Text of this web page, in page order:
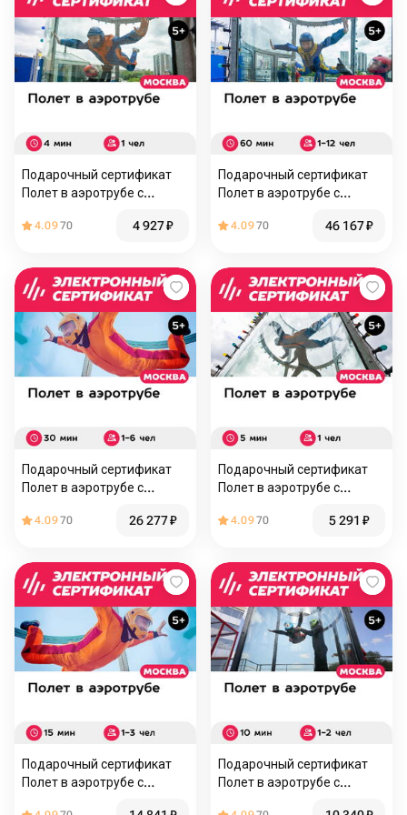
Подарочный сертификат
Полет в аэротрубе с
Москве и видеосъемка (4
4.0970 4 927₽
Подарочный сертификат
Полет в аэротрубе с
12 чел.+видеосъемка (60
4.0970 46 167₽
Подарочный сертификат
Полет в аэротрубе с
в Москве+видеосъемк, 30
4.0970 26 277₽
Подарочный сертификат
Полет в аэротрубе с
Москве и видеосъемка (5
4.0970 5 291 ₽
Подарочный сертификат
Полет в аэротрубе с
Подарочный сертификат
Полет в аэротрубе с